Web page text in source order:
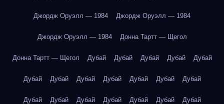
Джордж Оруэлл — 1984 Джордж Оруэлл — 1984
Джордж Оруэлл — 1984 Донна Тартт — Щегол
Донна Тартт — Щегол Дубай Дубай Дубай Дубай Дубай
Дубай Дубай Дубай Дубай Дубай Дубай Дубай
Дубай Дубай Дубай Дубай Дубай Дубай Дубай